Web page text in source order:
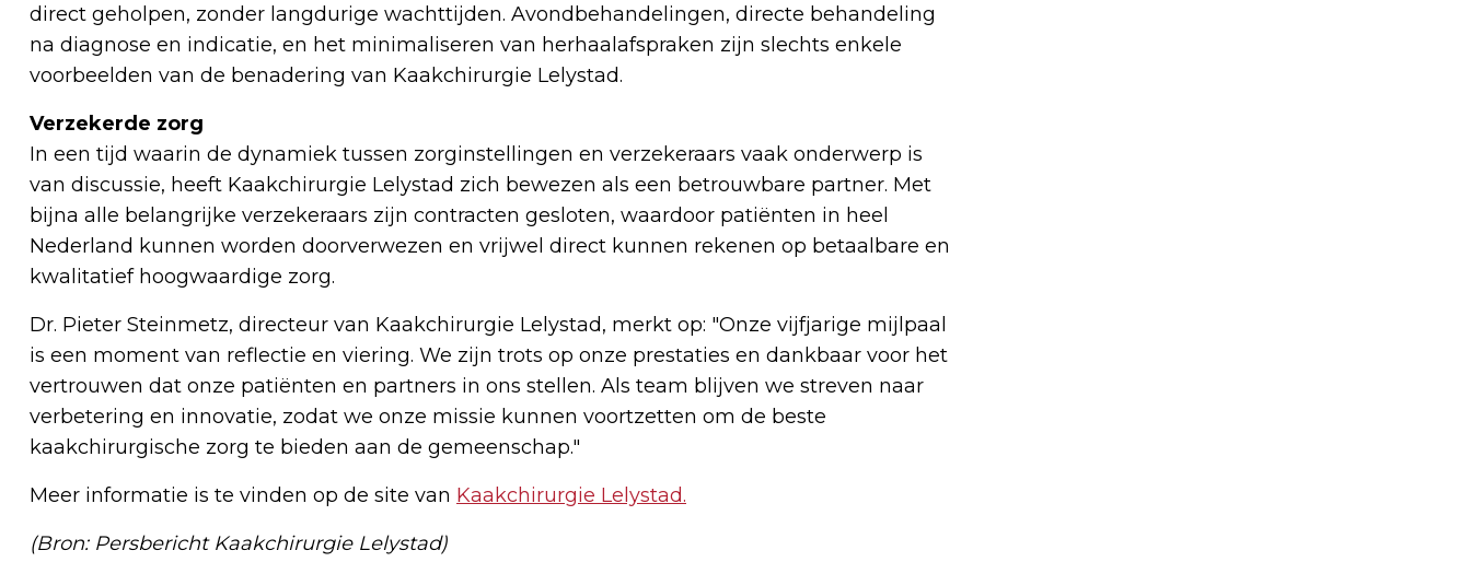
direct geholpen, zonder langdurige wachttijden. Avondbehandelingen, directe behandeling
na diagnose en indicatie, en het minimaliseren van herhaalafspraken zijn slechts enkele
voorbeelden van de benadering van Kaakchirurgie Lelystad.
Verzekerde zorg
In een tijd waarin de dynamiek tussen zorginstellingen en verzekeraars vaak onderwerp is
van discussie, heeft Kaakchirurgie Lelystad zich bewezen als een betrouwbare partner. Met
bijna alle belangrijke verzekeraars zijn contracten gesloten, waardoor patiënten in heel
Nederland kunnen worden doorverwezen en vrijwel direct kunnen rekenen op betaalbare en
kwalitatief hoogwaardige zorg.
Dr. Pieter Steinmetz, directeur van Kaakchirurgie Lelystad, merkt op: "Onze vijfjarige mijlpaal
is een moment van reflectie en viering. We zijn trots op onze prestaties en dankbaar voor het
vertrouwen dat onze patiënten en partners in ons stellen. Als team blijven we streven naar
verbetering en innovatie, zodat we onze missie kunnen voortzetten om de beste
kaakchirurgische zorg te bieden aan de gemeenschap."
Meer informatie is te vinden op de site van Kaakchirurgie Lelystad.
(Bron: Persbericht Kaakchirurgie Lelystad)